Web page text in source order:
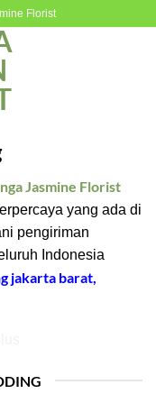
Florist
Jasmine Florist
yang ada di
pengiriman
Indonesia
jakarta barat,